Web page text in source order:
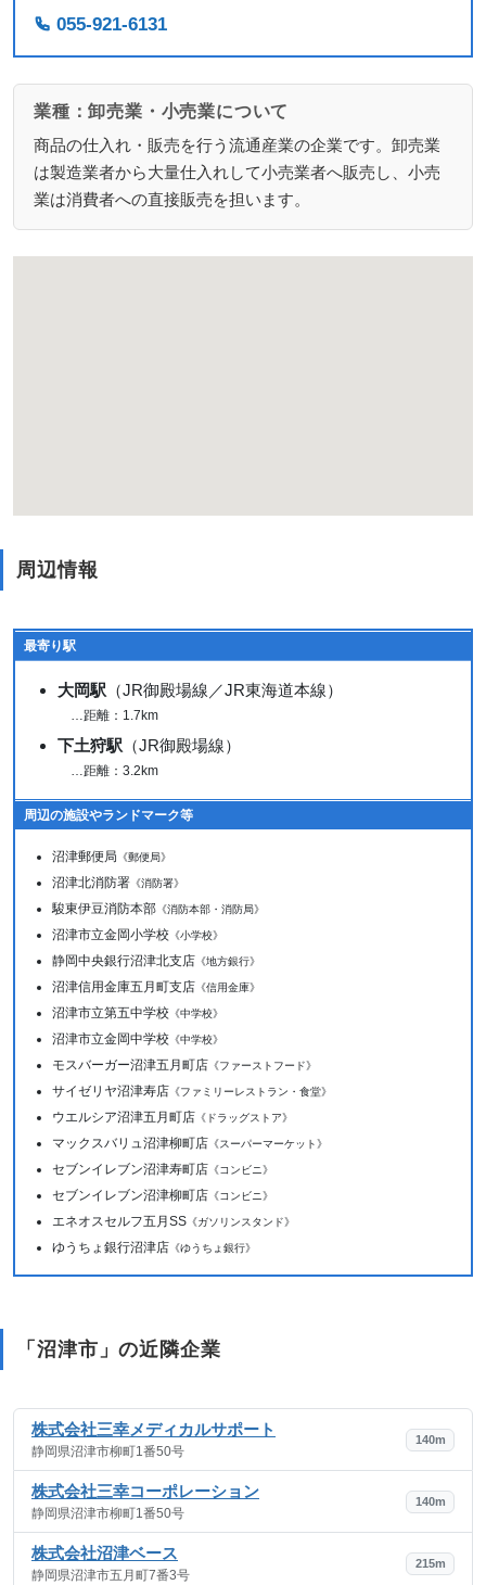
055-921-6131
業種：卸売業・小売業について
商品の仕入れ・販売を行う流通産業の企業です。卸売業
は製造業者から大量仕入れして小売業者へ販売し、小売
業は消費者への直接販売を担います。
周辺情報
最寄り駅
大岡駅 （JR御殿場線／JR東海道本線）
…距離：1.7km
下土狩駅 （JR御殿場線）
…距離：3.2km
周辺の施設やランドマーク等
沼津郵便局 《郵便局》
沼津北消防署 《消防署》
駿東伊豆消防本部 《消防本部・消防局》
沼津市立金岡小学校 《小学校》
静岡中央銀行沼津北支店 《地方銀行》
沼津信用金庫五月町支店 《信用金庫》
沼津市立第五中学校 《中学校》
沼津市立金岡中学校 《中学校》
モスバーガー沼津五月町店 《ファーストフード》
サイゼリヤ沼津寿店 《ファミリーレストラン・食堂》
ウエルシア沼津五月町店 《ドラッグストア》
マックスバリュ沼津柳町店 《スーパーマーケット》
セブンイレブン沼津寿町店 《コンビニ》
セブンイレブン沼津柳町店 《コンビニ》
エネオスセルフ五月SS 《ガソリンスタンド》
ゆうちょ銀行沼津店 《ゆうちょ銀行》
「沼津市」の近隣企業
株式会社三幸メディカルサポート
静岡県沼津市柳町1番50号
140m
株式会社三幸コーポレーション
静岡県沼津市柳町1番50号
140m
株式会社沼津ベース
静岡県沼津市五月町7番3号
215m